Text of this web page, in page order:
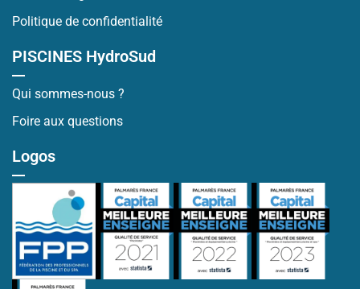
Politique de confidentialité
PISCINES HydroSud
Qui sommes-nous ?
Foire aux questions
Logos